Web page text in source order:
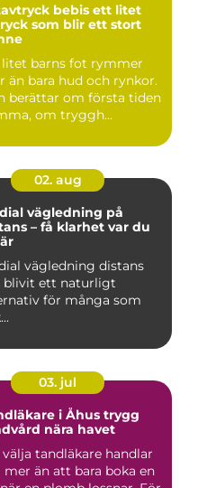
bebis ett litet
som blir ett stort
barns fot rymmer
än bara hud och rynkor.
berättar om första tiden
om tryggh...
02. aug
vägledning på
– få klarhet var du
vägledning distans
blivit ett naturligt
för många som
03. jul
i Åhus trygg
nära havet
tandläkare handlar
mer än att bara boka en